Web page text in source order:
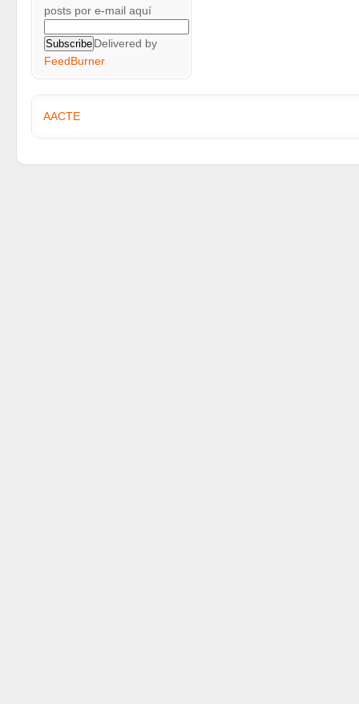
posts por e-mail aquí
Delivered by
FeedBurner
AACTE